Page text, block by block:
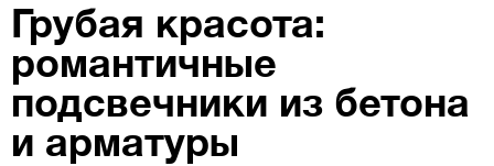
Грубая красота:
романтичные
подсвечники из бетона
и арматуры